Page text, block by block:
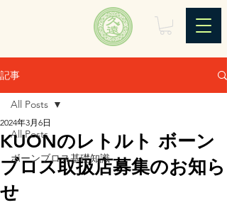
記事
All Posts
ボーンブロス基礎知識
All Posts
KUONのレトルト ボーン
ブロス取扱店募集のお知ら
せ
2024年3月6日